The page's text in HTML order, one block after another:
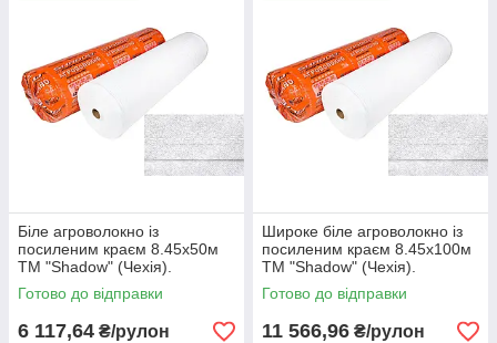
Біле агроволокно із
посиленим краєм 8.45х50м
ТМ "Shadow" (Чехія).
Щільність 30г/м2.
Готово до відправки
6 117,64 ₴/рулон
Широке біле агроволокно із
посиленим краєм 8.45х100м
ТМ "Shadow" (Чехія).
Щільність 30г/м2.
Готово до відправки
11 566,96 ₴/рулон